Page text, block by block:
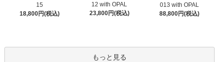
15
18,800円(税込)
12 with OPAL
23,800円(税込)
013 with OPAL
88,800円(税込)
もっと見る